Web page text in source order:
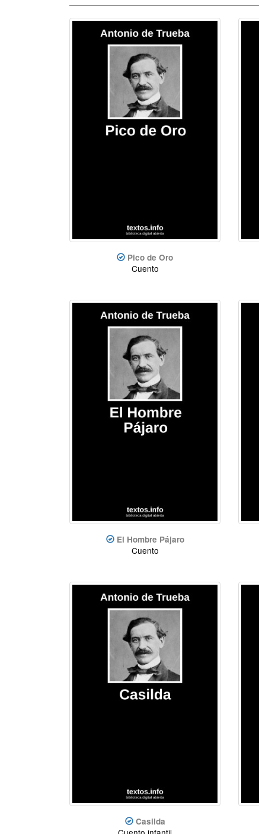
Pico de Oro
Cuento
El Hombre Pájaro
Cuento
Casilda